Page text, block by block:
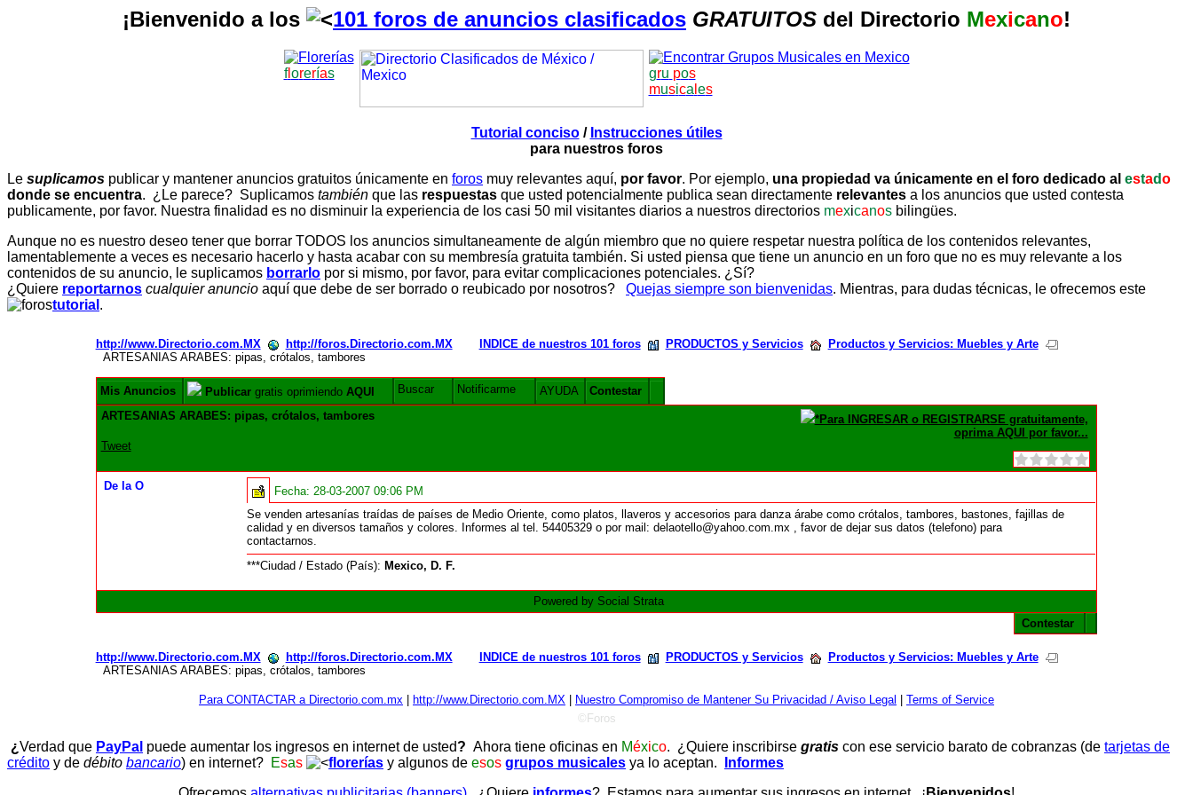
¡Bienvenido a los 101 foros de anuncios clasificados GRATUITOS del Directorio Mexicano!
florerías gru pos
musica es
Tutorial conciso/ Instrucciones útiles
para nuestros foros
Le suplicamos publicar y mantener anuncios gratuitos únicamente en foros muy relevantes aquí, por favor. Por ejemplo, una propiedad va únicamente en el foro dedicado al estado
donde se encuentra. ¿Le parece? Suplicamos también que las respuestas que usted potencialmente publica sean directamente relevantes a los anuncios que usted contesta
publicamente, por favor. Nuestra finalidad es no disminuir la experiencia de los casi 50 mil visitantes diarios a nuestros directorios mexicanos bilingües.
Aunque no es nuestro deseo tener que borrar TODOS los anuncios simultaneamente de algún miembro que no quiere respetar nuestra política de los contenidos relevantes,
lamentablemente a veces es necesario hacerlo y hasta acabar con su membresía gratuita también. Si usted piensa que tiene un anuncio en un foro que no es muy relevante a los
contenidos de su anuncio, le suplicamos borrarlo por si mismo, por favor, para evitar complicaciones potenciales. ¿Sí?
¿Quiere reportarnos cualquier anuncio aquí que debe de ser borrado o reubicado por nosotros? Quejas siempre son bienvenidas. Mientras, para dudas técnicas, le ofrecemos este
tutorial .
http://www.Directorio.com.MX http://foros.Directorio.com.MX INDICE de nuestros 101 foros PRODUCTOS y Servicios
Productos y Servicios: Muebles y Arte
ARTESANIAS ARABES: pipas, crótalos, tambores
Mis Anuncios Publicargratis oprimiendo AQUI Buscar Notificarme AYUDA
Contestar
ARTESANIAS ARABES: pipas, crótalos, tambores
Tweet
*Para INGRESAR o REGISTRARSE gratuitamente,
oprima AQUI por favor...
De la O Fecha: 28-03-2007 09:06 PM
Se venden artesanías traídas de países de Medio Oriente, como platos, llaveros y accesorios para danza árabe como crótalos, tambores, bastones, fajillas de
calidad y en diversos tamaños y colores. Informes al tel. 54405329 o por mail: delaotello@yahoo.com.mx , favor de dejar sus datos (telefono) para
contactarnos.
***Ciudad / Estado (País): Mexico, D. F.
Powered by Social Strata
Contestar
http://www.Directorio.com.MX http://foros.Directorio.com.MX INDICE de nuestros 101 foros PRODUCTOS y Servicios
Productos y Servicios: Muebles y Arte
ARTESANIAS ARABES: pipas, crótalos, tambores
Para CONTACTAR a Directorio.com.mx http://www.Directorio.com.MX Nuestro Compromiso de Mantener Su Privacidad / Aviso Legal
Terms of Service
©Foros
¿Verdad que PayPal puede aumentar los ingresos en internet de usted? Ahora tiene oficinas en México. ¿Quiere inscribirse gratis con ese servicio barato de cobranzas (de tarjetas de
crédito y de débito bancario) en internet? Esas florerías y algunos de esos grupos musicales ya lo aceptan.
Informes